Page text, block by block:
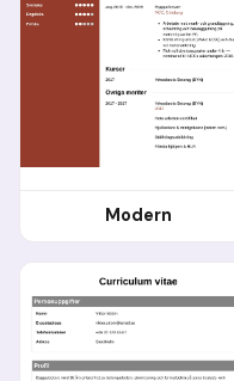
Modern